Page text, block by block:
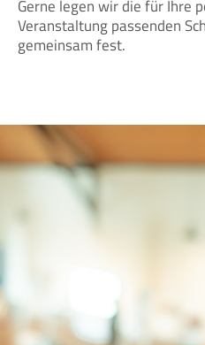
Gerne legen wir die für Ihre
Veranstaltung passenden
gemeinsam fest.